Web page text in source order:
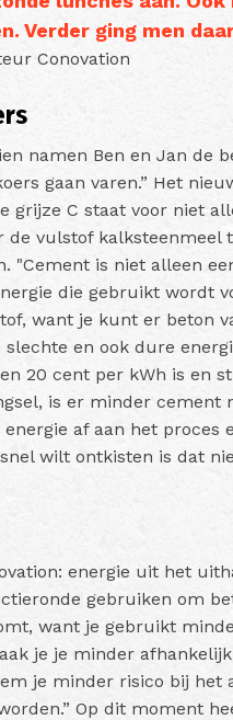
Verder ging men
Conovation
namen Ben en Jan de
gaan varen.” Het
grijze C staat voor niet
de vulstof
"Cement is niet alleen
die gebruikt wordt
want je kunt er beton
slechte en ook dure
20 cent per kWh is en
is er minder cement
energie af aan het
wilt ontkisten is dat
energie uit het
gebruiken om
want je gebruikt
je je minder
je minder risico bij het
Op dit moment